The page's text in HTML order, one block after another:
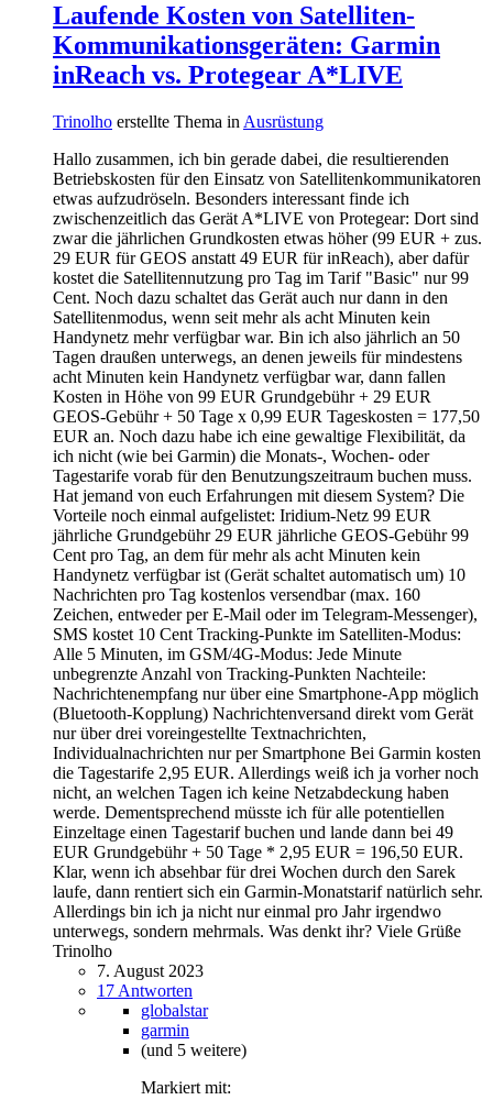
Laufende Kosten von Satelliten-
Kommunikationsgeräten: Garmin
inReach vs. Protegear A*LIVE
Trinolho erstellte Thema in Ausrüstung
Hallo zusammen, ich bin gerade dabei, die resultierenden
Betriebskosten für den Einsatz von Satellitenkommunikatoren
etwas aufzudröseln. Besonders interessant finde ich
zwischenzeitlich das Gerät A*LIVE von Protegear: Dort sind
zwar die jährlichen Grundkosten etwas höher (99 EUR + zus.
29 EUR für GEOS anstatt 49 EUR für inReach), aber dafür
kostet die Satellitennutzung pro Tag im Tarif "Basic" nur 99
Cent. Noch dazu schaltet das Gerät auch nur dann in den
Satellitenmodus, wenn seit mehr als acht Minuten kein
Handynetz mehr verfügbar war. Bin ich also jährlich an 50
Tagen draußen unterwegs, an denen jeweils für mindestens
acht Minuten kein Handynetz verfügbar war, dann fallen
Kosten in Höhe von 99 EUR Grundgebühr + 29 EUR
GEOS-Gebühr + 50 Tage x 0,99 EUR Tageskosten = 177,50
EUR an. Noch dazu habe ich eine gewaltige Flexibilität, da
ich nicht (wie bei Garmin) die Monats-, Wochen- oder
Tagestarife vorab für den Benutzungszeitraum buchen muss.
Hat jemand von euch Erfahrungen mit diesem System? Die
Vorteile noch einmal aufgelistet: Iridium-Netz 99 EUR
jährliche Grundgebühr 29 EUR jährliche GEOS-Gebühr 99
Cent pro Tag, an dem für mehr als acht Minuten kein
Handynetz verfügbar ist (Gerät schaltet automatisch um) 10
Nachrichten pro Tag kostenlos versendbar (max. 160
Zeichen, entweder per E-Mail oder im Telegram-Messenger),
SMS kostet 10 Cent Tracking-Punkte im Satelliten-Modus:
Alle 5 Minuten, im GSM/4G-Modus: Jede Minute
unbegrenzte Anzahl von Tracking-Punkten Nachteile:
Nachrichtenempfang nur über eine Smartphone-App möglich
(Bluetooth-Kopplung) Nachrichtenversand direkt vom Gerät
nur über drei voreingestellte Textnachrichten,
Individualnachrichten nur per Smartphone Bei Garmin kosten
die Tagestarife 2,95 EUR. Allerdings weiß ich ja vorher noch
nicht, an welchen Tagen ich keine Netzabdeckung haben
werde. Dementsprechend müsste ich für alle potentiellen
Einzeltage einen Tagestarif buchen und lande dann bei 49
EUR Grundgebühr + 50 Tage * 2,95 EUR = 196,50 EUR.
Klar, wenn ich absehbar für drei Wochen durch den Sarek
laufe, dann rentiert sich ein Garmin-Monatstarif natürlich sehr.
Allerdings bin ich ja nicht nur einmal pro Jahr irgendwo
unterwegs, sondern mehrmals. Was denkt ihr? Viele Grüße
Trinolho
7. August 2023
17 Antworten
globalstar
garmin
(und 5 weitere)
Markiert mit: